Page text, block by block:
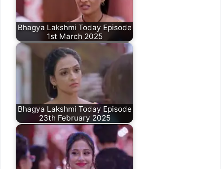
Bhagya Lakshmi Today Episode
1st March 2025
Bhagya Lakshmi Today Episode
23th February 2025